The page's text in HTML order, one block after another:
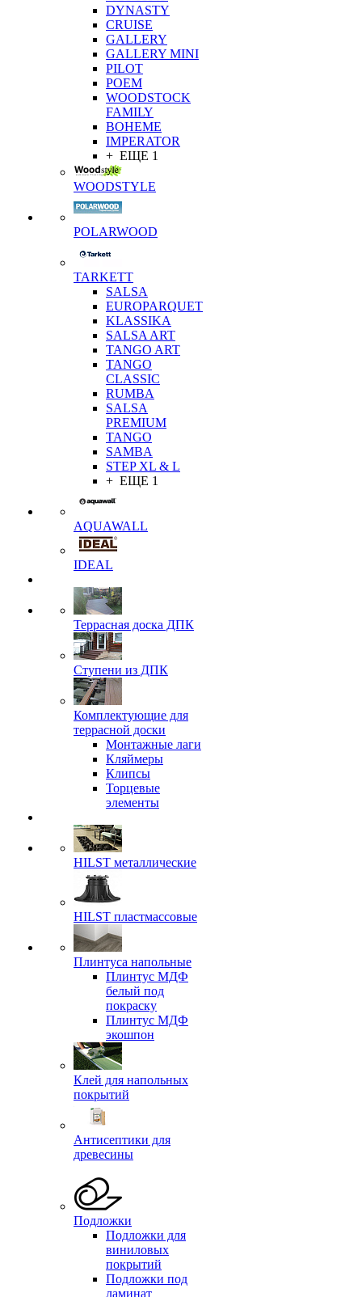
DYNASTY
CRUISE
GALLERY
GALLERY MINI
PILOT
POEM
WOODSTOCK
FAMILY
BOHEME
IMPERATOR
+ ЕЩЕ 1
WOODSTYLE
POLARWOOD
TARKETT
SALSA
EUROPARQUET
KLASSIKA
SALSA ART
TANGO ART
TANGO
CLASSIC
RUMBA
SALSA
PREMIUM
TANGO
SAMBA
STEP XL & L
+ ЕЩЕ 1
AQUAWALL
IDEAL
Террасная доска ДПК
Ступени из ДПК
Комплектующие для
террасной доски
Монтажные лаги
Кляймеры
Клипсы
Торцевые
элементы
HILST металлические
HILST пластмассовые
Плинтуса напольные
Плинтус МДФ
белый под
покраску
Плинтус МДФ
экошпон
Клей для напольных
покрытий
Антисептики для
древесины
Подложки
Подложки для
виниловых
покрытий
Подложки под
ламинат